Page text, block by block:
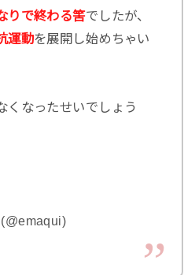
りで終わる筈でしたが、
運動を展開し始めちゃい
くなったせいでしょう